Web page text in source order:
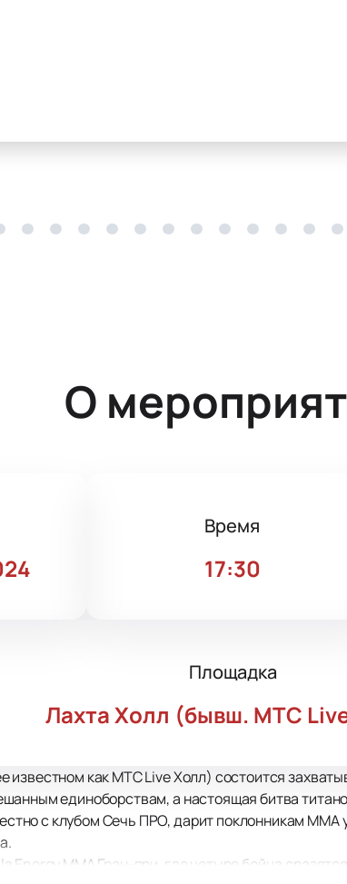
О
Время
17:30
Площадка
Лахта Холл (бывш. МТС
известном как МТС Live Холл) состоится
единоборствам, а настоящая битва
с клубом Сечь ПРО, дарит поклонникам
Energy MMA Гран-при, где четыре бойца